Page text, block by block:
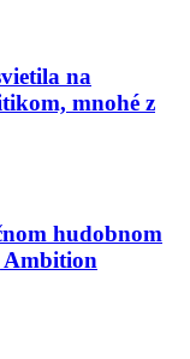
na
mnohé z
hudobnom
Ambition